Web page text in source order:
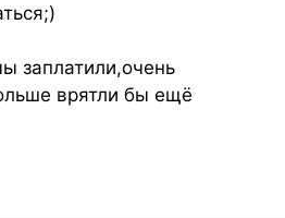
заплатили,очень
врятли бы ещё